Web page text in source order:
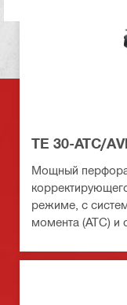
TE 30-ATC/
Мощный
режиме, с
момента (ATC) и